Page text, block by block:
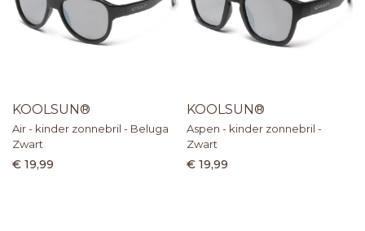
KOOLSUN®
Air - kinder zonnebril - Beluga
Zwart
€ 19,99
KOOLSUN®
Aspen - kinder zonnebril -
Zwart
€ 19,99